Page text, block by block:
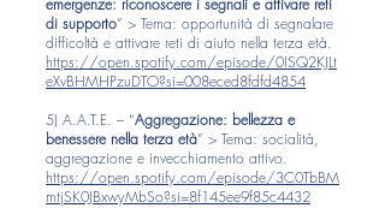
emergenze: riconoscere i segnali e attivare reti
di supporto” > Tema: opportunità di segnalare
difficoltà e attivare reti di aiuto nella terza età.
https://open.spotify.com/episode/0ISQ2KJLt
eXvBHMHPzuDTO?si=008eced8fdfd4854
5) A.A.T.E. – “Aggregazione: bellezza e
benessere nella terza età” > Tema: socialità,
aggregazione e invecchiamento attivo.
https://open.spotify.com/episode/3C0TbBM
mtjSK0JBxwyMbSo?si=8f145ee9f85c4432